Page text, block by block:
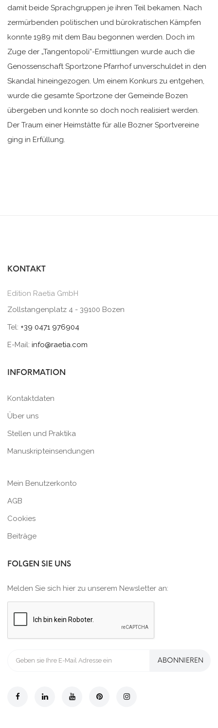
damit beide Sprachgruppen je ihren Teil bekamen. Nach
zermürbenden politischen und bürokratischen Kämpfen
konnte 1989 mit dem Bau begonnen werden. Doch im
Zuge der „Tangentopoli“-Ermittlungen wurde auch die
Genossenschaft Sportzone Pfarrhof unverschuldet in den
Skandal hineingezogen. Um einem Konkurs zu entgehen,
wurde die gesamte Sportzone der Gemeinde Bozen
übergeben und konnte so doch noch realisiert werden.
Der Traum einer Heimstätte für alle Bozner Sportvereine
ging in Erfüllung.
KONTAKT
Edition Raetia GmbH
Zollstangenplatz 4 - 39100 Bozen
Tel: +39 0471 976904
E-Mail: info@raetia.com
INFORMATION
Kontaktdaten
Über uns
Stellen und Praktika
Manuskripteinsendungen
Mein Benutzerkonto
AGB
Cookies
Beiträge
FOLGEN SIE UNS
Melden Sie sich hier zu unserem Newsletter an:
ABONNIEREN